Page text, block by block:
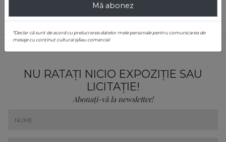
NU RATAȚI NICIO EXPOZIȚIE SAU
LICITAȚIE!
Abonați-vă la newsletter!
Mă abonez
*Declar că sunt de acord cu prelucrarea datelor mele personale pentru comunicarea de
mesaje cu conținut cultural și/sau comercial